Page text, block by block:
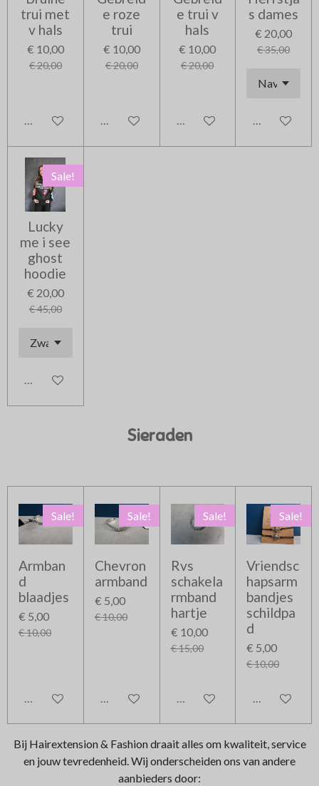
trui met
v hals
€ 10,00
€ 20,00
In winkelwagen
e roze
trui
€ 10,00
€ 20,00
In winkelwagen
e trui v
hals
€ 10,00
€ 20,00
In winkelwagen
s dames
€ 20,00
€ 35,00
In
Sale!
Lucky
me i see
ghost
hoodie
€ 20,00
€ 45,00
In winkelwagen
Sieraden
Sale!
Armban
d
blaadjes
€ 5,00
€ 10,00
In winkelwagen
Sale!
Chevron
armband
€ 5,00
€ 10,00
In winkelwagen
Sale!
Rvs
schakela
rmband
hartje
€ 10,00
€ 15,00
In winkelwagen
Sale!
Vriendsc
hapsarm
bandjes
schildpa
d
€ 5,00
€ 10,00
In
Bij Hairextension & Fashion draait alles om kwaliteit, service
en jouw tevredenheid. Wij onderscheiden ons van andere
aanbieders door: